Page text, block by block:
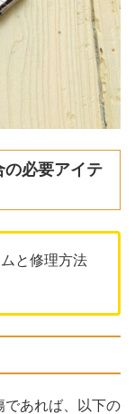
の必要アイテ
と修理方法
であれば、以下の